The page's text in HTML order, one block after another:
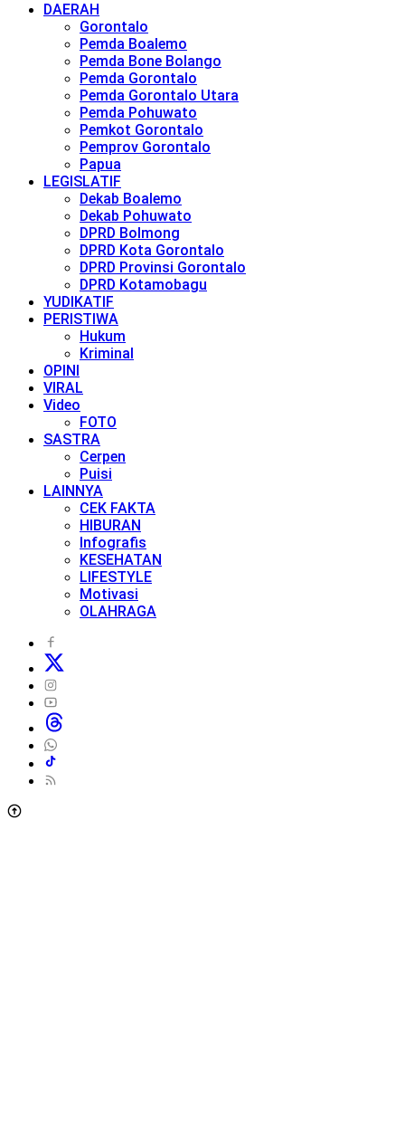
DAERAH
Gorontalo
Pemda Boalemo
Pemda Bone Bolango
Pemda Gorontalo
Pemda Gorontalo Utara
Pemda Pohuwato
Pemkot Gorontalo
Pemprov Gorontalo
Papua
LEGISLATIF
Dekab Boalemo
Dekab Pohuwato
DPRD Bolmong
DPRD Kota Gorontalo
DPRD Provinsi Gorontalo
DPRD Kotamobagu
YUDIKATIF
PERISTIWA
Hukum
Kriminal
OPINI
VIRAL
Video
FOTO
SASTRA
Cerpen
Puisi
LAINNYA
CEK FAKTA
HIBURAN
Infografis
KESEHATAN
LIFESTYLE
Motivasi
OLAHRAGA